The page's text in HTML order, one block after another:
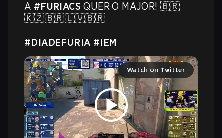
A #FURIACS QUER O MAJOR! 🇧🇷
🇰🇿🇧🇷🇱🇻🇧🇷
#DIADEFURIA #IEM
Watch on Twitter